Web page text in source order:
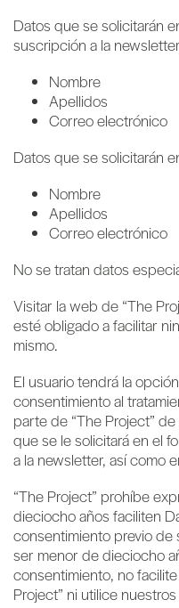
Datos que se solicitarán
suscripción a la
Nombre
Apellidos
Correo electrónico
Datos que se solicitarán
Nombre
Apellidos
Correo electrónico
No se tratan datos
Visitar la web de “The
esté obligado a facilitar
mismo.
El usuario tendrá la
consentimiento al
parte de “The Project”
que se le solicitará en el
a la newsletter, así como
“The Project” prohíbe
dieciocho años faciliten
consentimiento previo
ser menor de dieciocho
consentimiento, no
Project” ni utilice